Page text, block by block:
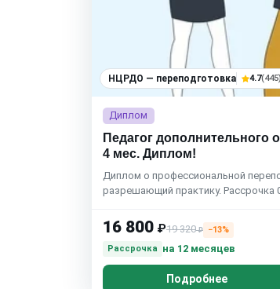
НЦРДО — переподготовка 4.7(445)
Диплом
Педагог дополнительного
4 мес. Диплом!
Диплом о профессиональной
разрешающий практику. Рассрочка
16 800 ₽19 320₽
−13%
Рассрочка
на 12 месяцев
Подробнее